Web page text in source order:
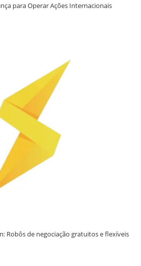
para Operar Ações Internacionais
Robôs de negociação gratuitos e flexíveis